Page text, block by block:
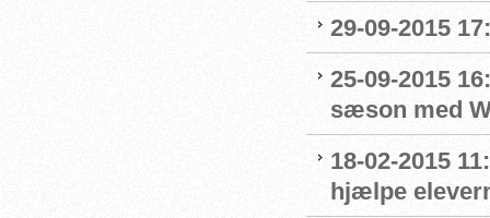
29-09-2015
25-09-2015
sæson med
18-02-2015
hjælpe